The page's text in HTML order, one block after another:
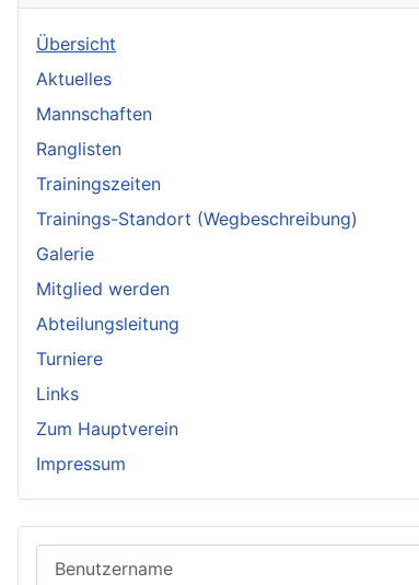
Übersicht
Aktuelles
Mannschaften
Ranglisten
Trainingszeiten
Trainings-Standort (Wegbeschreibung)
Galerie
Mitglied werden
Abteilungsleitung
Turniere
Links
Zum Hauptverein
Impressum